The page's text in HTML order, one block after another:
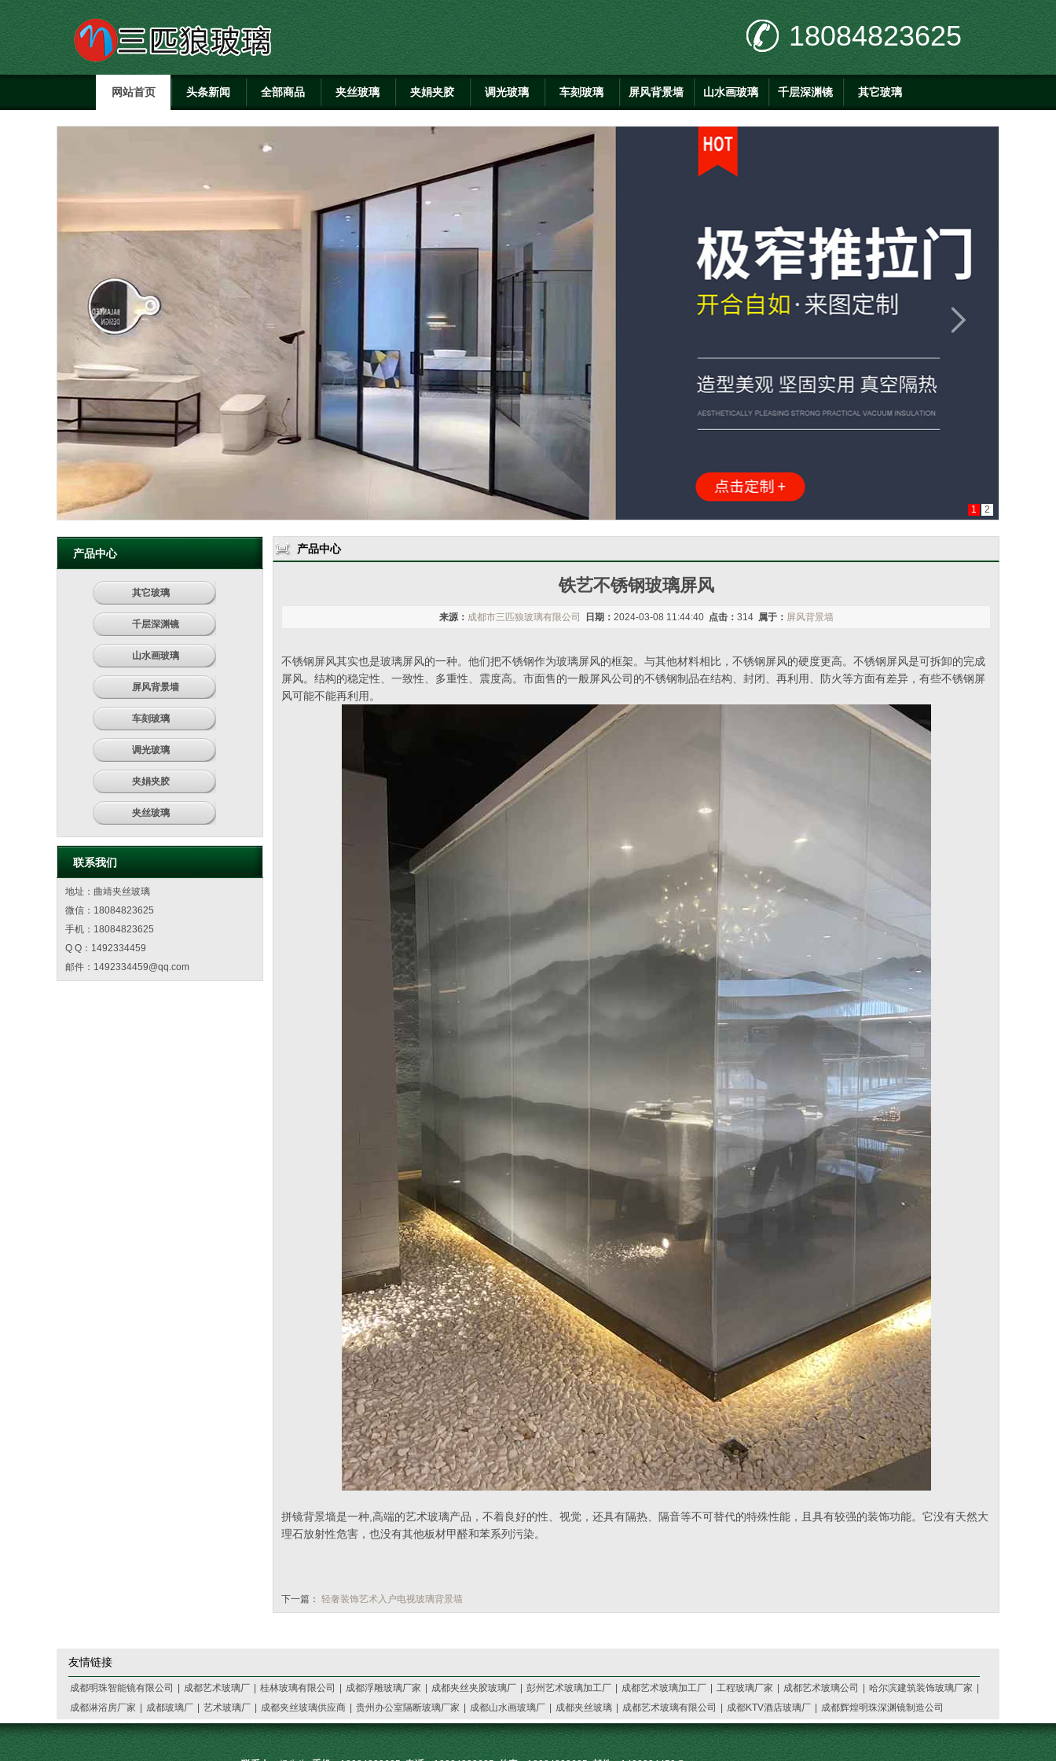
18084823625
网站首页 头条新闻 全部商品 夹丝玻璃 夹娟夹胶 调光玻璃 车刻玻璃 屏风背景墙 山水画玻璃 千层深渊镜 其它玻璃
1 2
产品中心
其它玻璃
千层深渊镜
山水画玻璃
屏风背景墙
车刻玻璃
调光玻璃
夹娟夹胶
夹丝玻璃
联系我们
地址：曲靖夹丝玻璃
微信：18084823625
手机：18084823625
Q Q：1492334459
邮件： 1492334459@qq.com
产品中心
铁艺不锈钢玻璃屏风
来源： 成都市三匹狼玻璃有限公司 日期： 2024-03-08 11:44:40 点击： 314 属于： 屏风背景墙
不锈钢屏风其实也是玻璃屏风的一种。他们把不锈钢作为玻璃屏风的框架。与其他材料相比，不锈钢屏风的硬度更高。不锈钢屏风是可拆卸的完成
屏风。结构的稳定性、一致性、多重性、震度高。市面售的一般屏风公司的不锈钢制品在结构、封闭、再利用、防火等方面有差异，有些不锈钢屏
风可能不能再利用。
拼镜背景墙是一种,高端的艺术玻璃产品，不着良好的性、视觉，还具有隔热、隔音等不可替代的特殊性能，且具有较强的装饰功能。它没有天然大
理石放射性危害，也没有其他板材甲醛和苯系列污染。
下一篇： 轻奢装饰艺术入户电视玻璃背景墙
友情链接
成都明珠智能镜有限公司 成都艺术玻璃厂 桂林玻璃有限公司 成都浮雕玻璃厂家 成都夹丝夹胶玻璃厂 彭州艺术玻璃加工厂 成都艺术玻璃加工厂 工程玻璃厂家 成都艺术玻璃公司 哈尔滨建筑装饰玻璃厂家
成都淋浴房厂家
成都玻璃厂 艺术玻璃厂 成都夹丝玻璃供应商 贵州办公室隔断玻璃厂家 成都山水画玻璃厂 成都夹丝玻璃 成都艺术玻璃有限公司 成都KTV酒店玻璃厂 成都辉煌明珠深渊镜制造公司